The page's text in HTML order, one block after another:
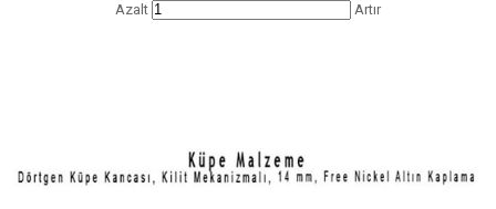
Azalt
Artır